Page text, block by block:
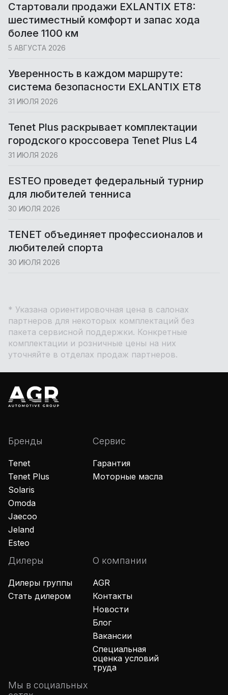
Cтартовали продажи EXLANTIX ET8:
шестиместный комфорт и запас хода
более 1100 км
5 АВГУСТА 2026
Уверенность в каждом маршруте:
система безопасности EXLANTIX ET8
31 ИЮЛЯ 2026
Tenet Plus раскрывает комплектации
городского кроссовера Tenet Plus L4
31 ИЮЛЯ 2026
ESTEO проведет федеральный турнир
для любителей тенниса
30 ИЮЛЯ 2026
TENET объединяет профессионалов и
любителей спорта
30 ИЮЛЯ 2026
* Указана ориентировочная цена в салонах
партнеров для некоторых комплектаций без
пакета сервисной поддержки. Конкретные
комплектации и розничные цены на них
уточняйте в отделах продаж партнеров.
Бренды
Tenet
Tenet Plus
Solaris
Omoda
Jaecoo
Jeland
Esteo
Сервис
Гарантия
Моторные масла
Дилеры
Дилеры группы
Стать дилером
О компании
AGR
Контакты
Новости
Блог
Вакансии
Специальная
оценка условий
труда
Мы в социальных